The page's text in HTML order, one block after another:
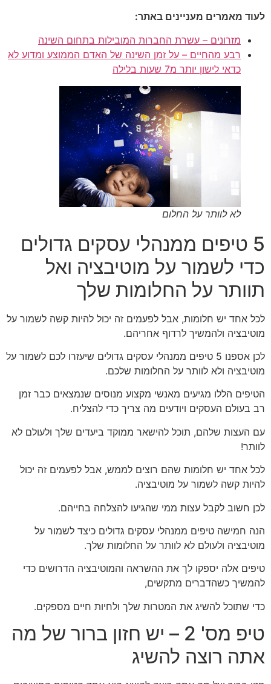
לעוד מאמרים מעניינים באתר:
מזרונים – עשרת החברות המובילות בתחום השינה
רבע מהחיים – על זמן השינה של האדם הממוצע ומדוע לא
כדאי לישון יותר מ7 שעות בלילה
לא לוותר על החלום
5 טיפים ממנהלי עסקים גדולים
כדי לשמור על מוטיבציה ואל
תוותר על החלומות שלך
לכל אחד יש חלומות, אבל לפעמים זה יכול להיות קשה לשמור על
מוטיבציה ולהמשיך לרדוף אחריהם.
לכן אספנו 5 טיפים ממנהלי עסקים גדולים שיעזרו לכם לשמור על
מוטיבציה ולא לוותר על החלומות שלכם.
הטיפים הללו מגיעים מאנשי מקצוע מנוסים שנמצאים כבר זמן
רב בעולם העסקים ויודעים מה צריך כדי להצליח.
עם העצות שלהם, תוכל להישאר ממוקד ביעדים שלך ולעולם לא
לוותר!
לכל אחד יש חלומות שהם רוצים לממש, אבל לפעמים זה יכול
להיות קשה לשמור על מוטיבציה.
לכן חשוב לקבל עצות ממי שהגיעו להצלחה בחייהם.
הנה חמישה טיפים ממנהלי עסקים גדולים כיצד לשמור על
מוטיבציה ולעולם לא לוותר על החלומות שלך.
טיפים אלה יספקו לך את ההשראה והמוטיבציה הדרושים כדי
להמשיך כשהדברים מתקשים,
כדי שתוכל להשיג את המטרות שלך ולחיות חיים מספקים.
טיפ מס' 2 – יש חזון ברור של מה
אתה רוצה להשיג